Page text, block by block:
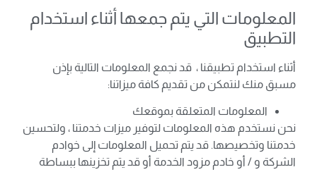
المعلومات التي يتم جمعها أثناء استخدام
التطبيق
أثناء استخدام تطبيقنا ، قد نجمع المعلومات التالية بإذن
مسبق منك لنتمكن من تقديم كافة ميزاتنا:
المعلومات المتعلقة بموقعك
نحن نستخدم هذه المعلومات لتوفير ميزات خدمتنا ، ولتحسين
خدمتنا وتخصيصها. قد يتم تحميل المعلومات إلى خوادم
الشركة و / أو خادم مزود الخدمة أو قد يتم تخزينها ببساطة